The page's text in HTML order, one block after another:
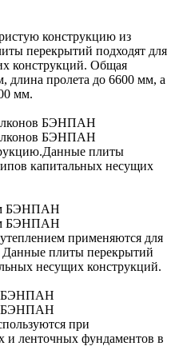
конструкцию из
перекрытий подходят для
конструкций. Общая
длина пролета до 6600 мм, а
мм.
БЭНПАН
БЭНПАН
плиты
капитальных несущих
БЭНПАН
БЭНПАН
применяются для
Данные плиты перекрытий
несущих конструкций.
БЭНПАН
БЭНПАН
при
и ленточных фундаментов в